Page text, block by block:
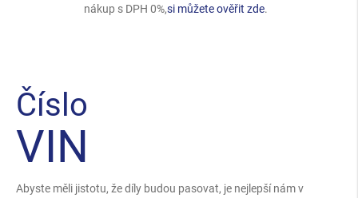
nákup s DPH 0%,si můžete ověřit zde.
Číslo
VIN
Abyste měli jistotu, že díly budou pasovat, je nejlepší nám v